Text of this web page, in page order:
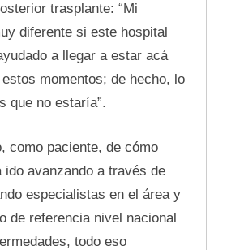
trasplante: “Mi
diferente si este hospital
a llegar a estar acá
momentos; de hecho, lo
que no estaría”.
como paciente, de cómo
ido avanzando a través de
especialistas en el área y
de referencia nivel nacional
todo eso